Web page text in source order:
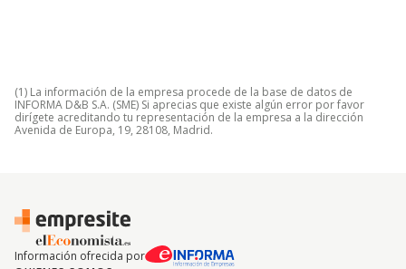
(1) La información de la empresa procede de la base de datos de
INFORMA D&B S.A. (SME) Si aprecias que existe algún error por favor
dirígete acreditando tu representación de la empresa a la dirección
Avenida de Europa, 19, 28108, Madrid.
Información ofrecida por